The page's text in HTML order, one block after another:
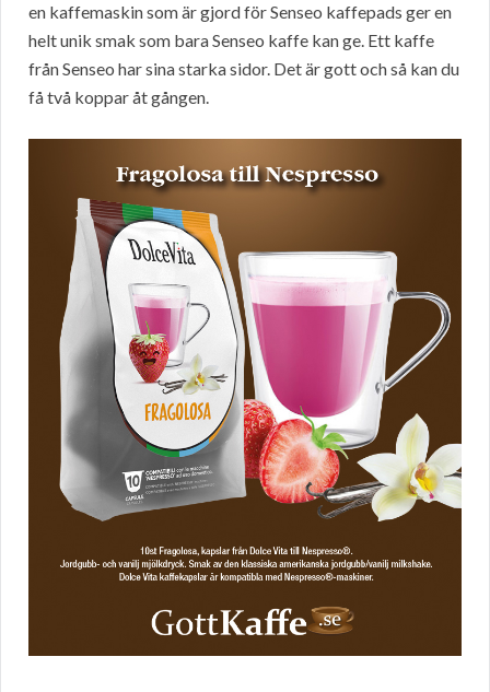
en kaffemaskin som är gjord för Senseo kaffepads ger en
helt unik smak som bara Senseo kaffe kan ge. Ett kaffe
från Senseo har sina starka sidor. Det är gott och så kan du
få två koppar åt gången.